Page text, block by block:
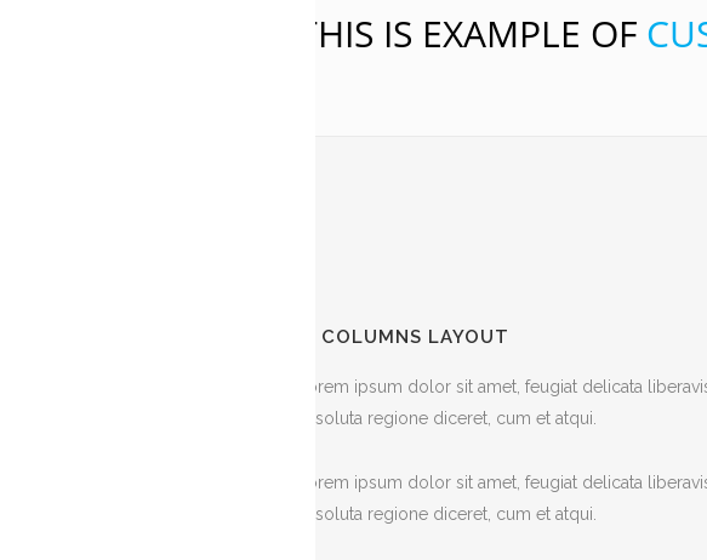
THIS IS EXAMPLE OF
COLUMNS LAYOUT
Lorem ipsum dolor sit amet, feugiat delicata
at soluta regione diceret, cum et atqui.
Lorem ipsum dolor sit amet, feugiat delicata
at soluta regione diceret, cum et atqui.